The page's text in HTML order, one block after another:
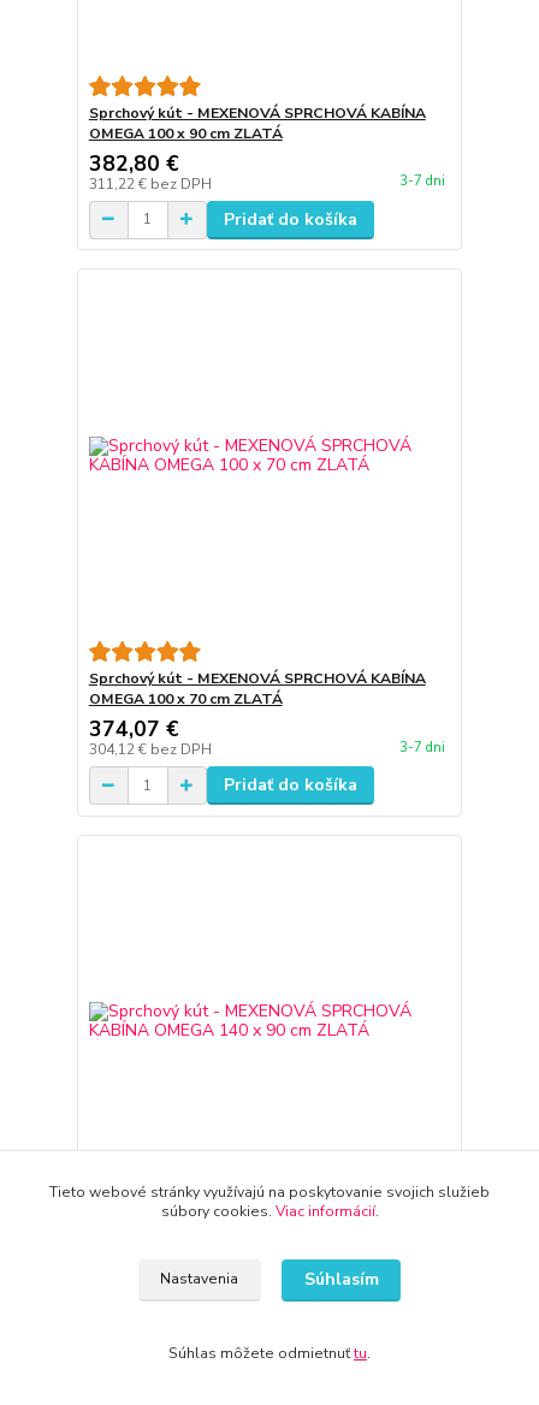
Sprchový kút - MEXENOVÁ SPRCHOVÁ KABÍNA
OMEGA 100 x 90 cm ZLATÁ
382,80 €
311,22 € bez DPH 3-7 dni
Pridať do košíka
Sprchový kút - MEXENOVÁ SPRCHOVÁ KABÍNA
OMEGA 100 x 70 cm ZLATÁ
374,07 €
304,12 € bez DPH 3-7 dni
Pridať do košíka
OMEGA 140 x 90 cm ZLATÁ
420,11 €
Pridať do košíka
Tieto webové stránky využívajú na poskytovanie svojich služieb
súbory cookies. Viac informácií.
Nastavenia Súhlasím
Súhlas môžete odmietnuťtu.